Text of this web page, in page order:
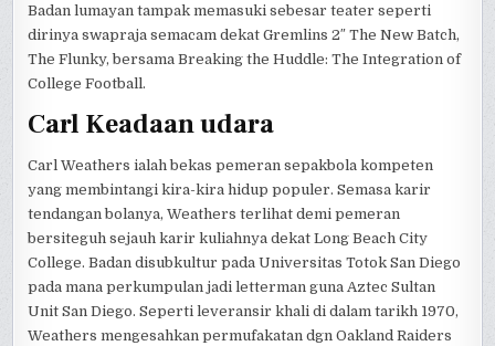
Badan lumayan tampak memasuki sebesar teater seperti
dirinya swapraja semacam dekat Gremlins 2″ The New Batch,
The Flunky, bersama Breaking the Huddle: The Integration of
College Football.
Carl Keadaan udara
Carl Weathers ialah bekas pemeran sepakbola kompeten
yang membintangi kira-kira hidup populer. Semasa karir
tendangan bolanya, Weathers terlihat demi pemeran
bersiteguh sejauh karir kuliahnya dekat Long Beach City
College. Badan disubkultur pada Universitas Totok San Diego
pada mana perkumpulan jadi letterman guna Aztec Sultan
Unit San Diego. Seperti leveransir khali di dalam tarikh 1970,
Weathers mengesahkan permufakatan dgn Oakland Raiders